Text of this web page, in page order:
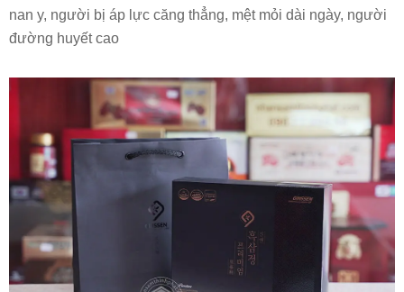
nan y, người bị áp lực căng thẳng, mệt mỏi dài ngày, người
đường huyết cao